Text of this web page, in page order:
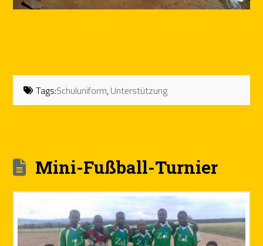
Tags:Schuluniform,Unterstützung
Mini-Fußball-Turnier